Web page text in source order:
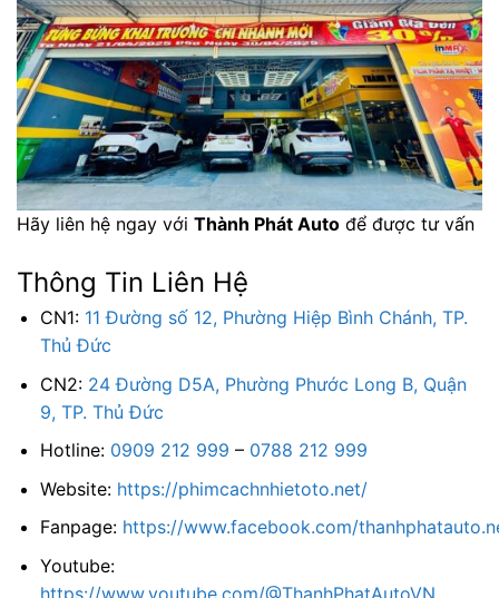
Hãy liên hệ ngay với Thành Phát Auto để được tư vấn
Thông Tin Liên Hệ
CN1: 11 Đường số 12, Phường Hiệp Bình Chánh, TP.
Thủ Đức
CN2: 24 Đường D5A, Phường Phước Long B, Quận
9, TP. Thủ Đức
Hotline: 0909 212 999 – 0788 212 999
Website: https://phimcachnhietoto.net/
Fanpage: https://www.facebook.com/
Youtube:
https://www.youtube.com/@ThanhPhatAutoVN